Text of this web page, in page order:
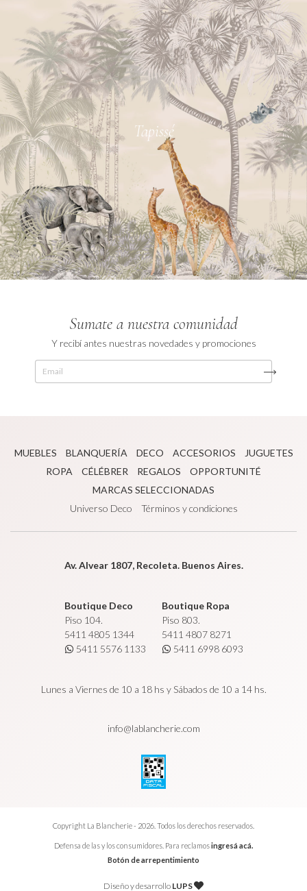
Tapissé
Sumate a nuestra comunidad
Y recibí antes nuestras novedades y promociones
MUEBLES BLANQUERÍA DECO ACCESORIOS
JUGUETES
ROPA
CÉLÉBRER REGALOS
OPPORTUNITÉ
MARCAS SELECCIONADAS
Universo Deco
Términos y condiciones
Av. Alvear 1807, Recoleta. Buenos Aires.
Boutique Deco
Piso 104.
5411 4805 1344
5411 5576 1133
Boutique Ropa
Piso 803.
5411 4807 8271
5411 6998 6093
Lunes a Viernes de 10 a 18 hs y Sábados de 10 a 14 hs.
info@lablancherie.com
Copyright La Blancherie - 2026. Todos los derechos reservados.
Defensa de las y los consumidores. Para reclamosingresá acá.
Botón de arrepentimiento
Diseño y desarrollo LUPS